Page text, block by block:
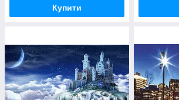
Купити